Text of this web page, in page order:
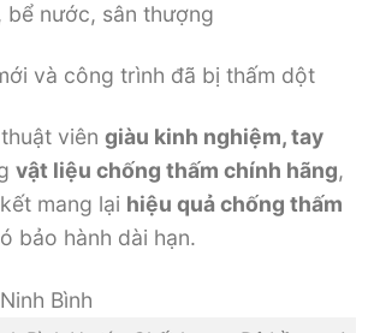
bể nước, sân thượng
và công trình đã bị thấm dột
viên giàu kinh nghiệm, tay
vật liệu chống thấm chính hãng,
mang lại hiệu quả chống thấm
bảo hành dài hạn.